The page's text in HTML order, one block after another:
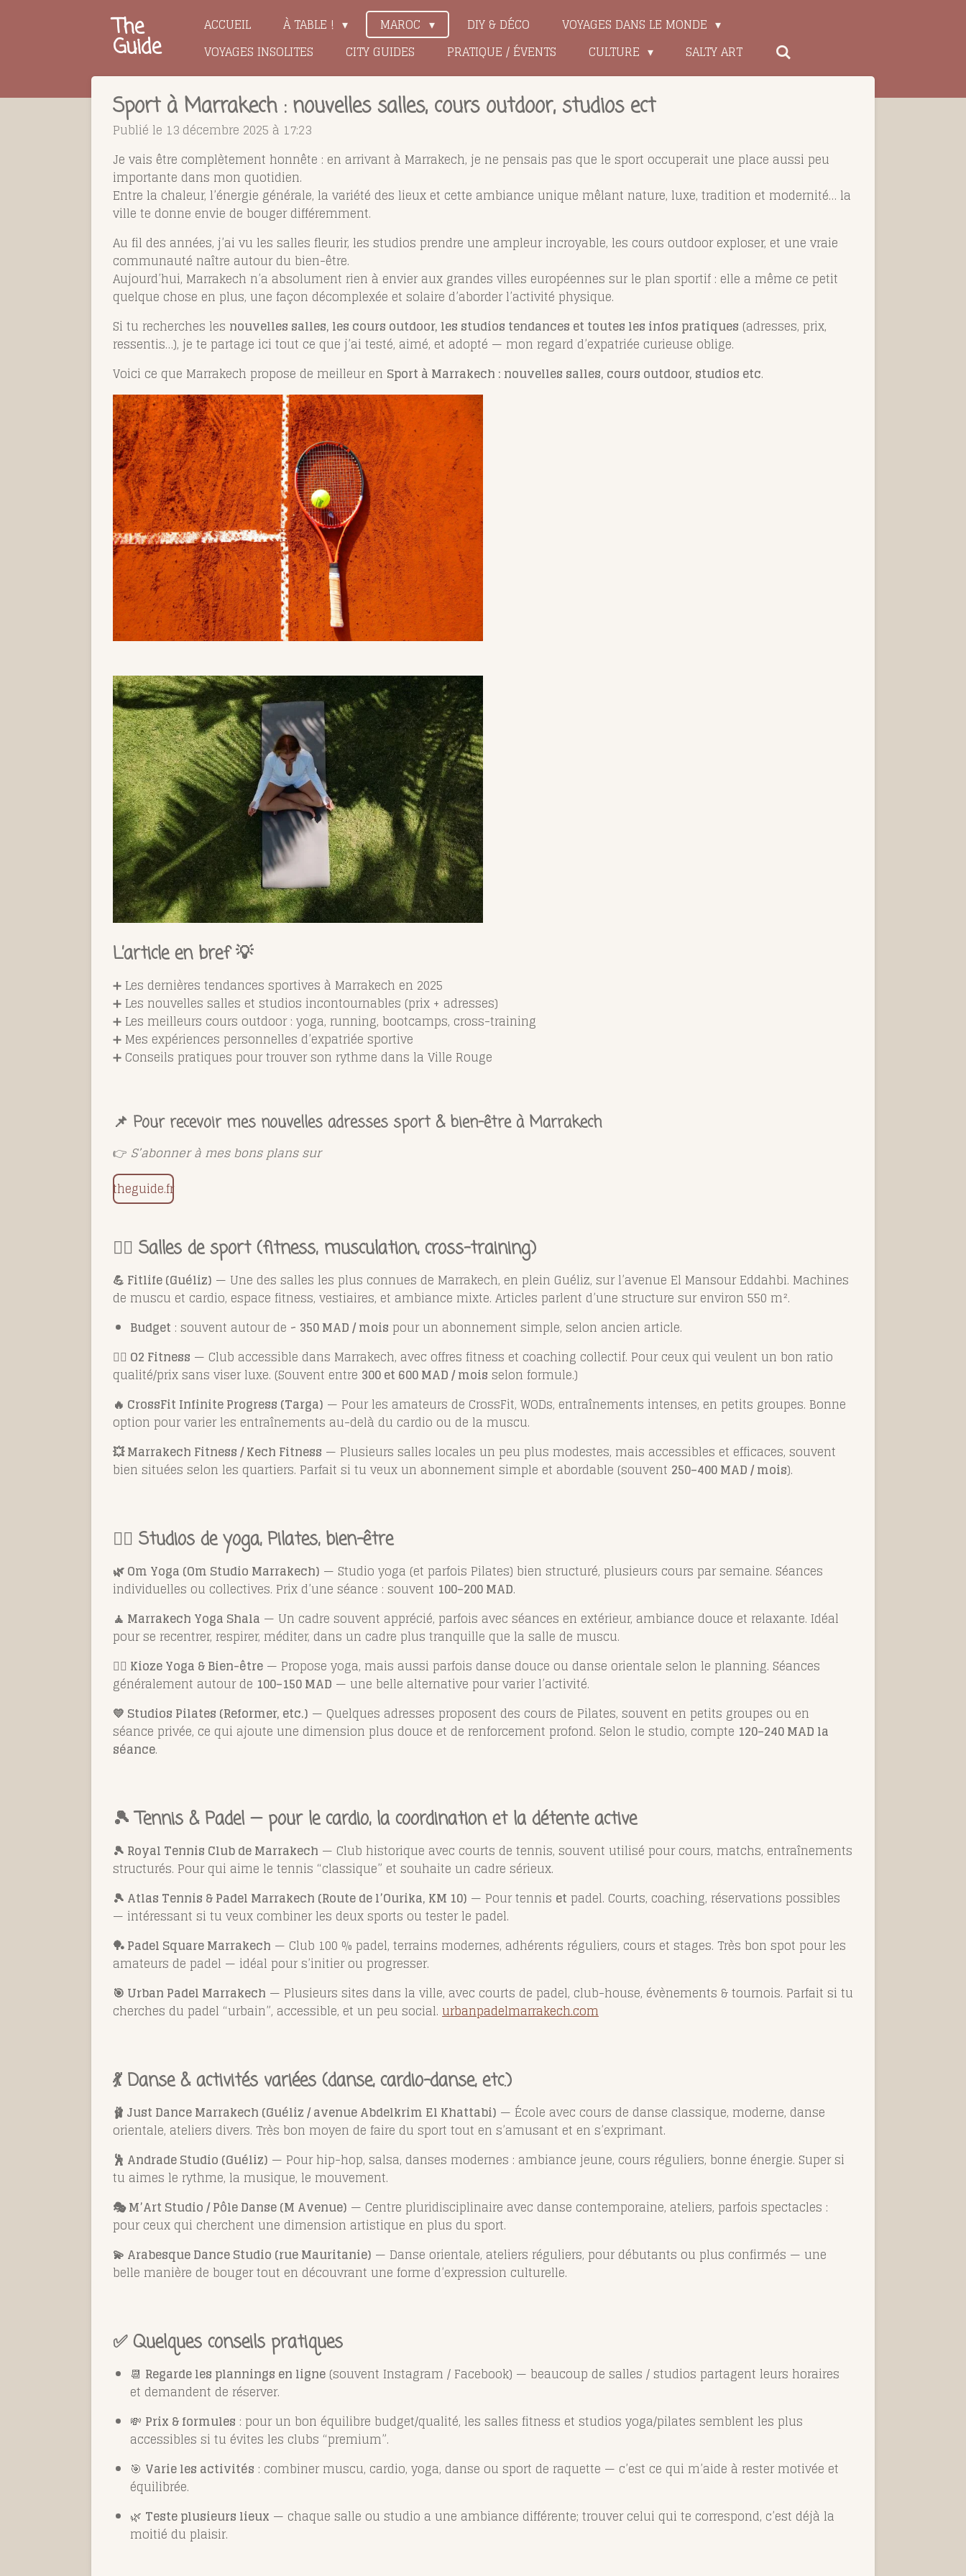
The
Guide
ACCUEIL À TABLE ! MAROC DIY & DÉCO
VOYAGES DANS LE MONDE
VOYAGES INSOLITES
CITY GUIDES PRATIQUE / ÉVENTS CULTURE SALTY ART
Sport à Marrakech : nouvelles salles, cours outdoor, studios ect
Publié le 13 décembre 2025 à 17:23
Je vais être complètement honnête : en arrivant à Marrakech, je ne pensais pas que le sport occuperait une place aussi peu
importante dans mon quotidien.
Entre la chaleur, l’énergie générale, la variété des lieux et cette ambiance unique mêlant nature, luxe, tradition et modernité… la
ville te donne envie de bouger différemment.
Au fil des années, j’ai vu les salles fleurir, les studios prendre une ampleur incroyable, les cours outdoor exploser, et une vraie
communauté naître autour du bien-être.
Aujourd’hui, Marrakech n’a absolument rien à envier aux grandes villes européennes sur le plan sportif : elle a même ce petit
quelque chose en plus, une façon décomplexée et solaire d’aborder l’activité physique.
Si tu recherches les nouvelles salles, les cours outdoor, les studios tendances et toutes les infos pratiques (adresses, prix,
ressentis…), je te partage ici tout ce que j’ai testé, aimé, et adopté — mon regard d’expatriée curieuse oblige.
Voici ce que Marrakech propose de meilleur en Sport à Marrakech : nouvelles salles, cours outdoor, studios etc.
L’article en bref 💡
➕ Les dernières tendances sportives à Marrakech en 2025
➕ Les nouvelles salles et studios incontournables (prix + adresses)
➕ Les meilleurs cours outdoor : yoga, running, bootcamps, cross-training
➕ Mes expériences personnelles d’expatriée sportive
➕ Conseils pratiques pour trouver son rythme dans la Ville Rouge
📌 Pour recevoir mes nouvelles adresses sport & bien-être à Marrakech
👉 S’abonner à mes bons plans sur
theguide.fr
🏋️‍♂️ Salles de sport (fitness, musculation, cross-training)
💪 Fitlife (Guéliz) — Une des salles les plus connues de Marrakech, en plein Guéliz, sur l’avenue El Mansour Eddahbi. Machines
de muscu et cardio, espace fitness, vestiaires, et ambiance mixte. Articles parlent d’une structure sur environ 550 m².
Budget : souvent autour de ~ 350 MAD / mois pour un abonnement simple, selon ancien article.
🏋️‍♀️ O2 Fitness — Club accessible dans Marrakech, avec offres fitness et coaching collectif. Pour ceux qui veulent un bon ratio
qualité/prix sans viser luxe. (Souvent entre 300 et 600 MAD / mois selon formule.)
🔥 CrossFit Infinite Progress (Targa) — Pour les amateurs de CrossFit, WODs, entraînements intenses, en petits groupes. Bonne
option pour varier les entraînements au-delà du cardio ou de la muscu.
💥 Marrakech Fitness / Kech Fitness — Plusieurs salles locales un peu plus modestes, mais accessibles et efficaces, souvent
bien situées selon les quartiers. Parfait si tu veux un abonnement simple et abordable (souvent 250–400 MAD / mois).
🧘‍♀️ Studios de yoga, Pilates, bien-être
🌿 Om Yoga (Om Studio Marrakech) — Studio yoga (et parfois Pilates) bien structuré, plusieurs cours par semaine. Séances
individuelles ou collectives. Prix d’une séance : souvent 100–200 MAD.
🧘 Marrakech Yoga Shala — Un cadre souvent apprécié, parfois avec séances en extérieur, ambiance douce et relaxante. Idéal
pour se recentrer, respirer, méditer, dans un cadre plus tranquille que la salle de muscu.
🧘‍♀️ Kioze Yoga & Bien-être — Propose yoga, mais aussi parfois danse douce ou danse orientale selon le planning. Séances
généralement autour de 100–150 MAD — une belle alternative pour varier l’activité.
💛 Studios Pilates (Reformer, etc.) — Quelques adresses proposent des cours de Pilates, souvent en petits groupes ou en
séance privée, ce qui ajoute une dimension plus douce et de renforcement profond. Selon le studio, compte 120–240 MAD la
séance.
🎾 Tennis & Padel — pour le cardio, la coordination et la détente active
🎾 Royal Tennis Club de Marrakech — Club historique avec courts de tennis, souvent utilisé pour cours, matchs, entraînements
structurés. Pour qui aime le tennis “classique” et souhaite un cadre sérieux.
🎾 Atlas Tennis & Padel Marrakech (Route de l’Ourika, KM 10) — Pour tennis et padel. Courts, coaching, réservations possibles
— intéressant si tu veux combiner les deux sports ou tester le padel.
🏓 Padel Square Marrakech — Club 100 % padel, terrains modernes, adhérents réguliers, cours et stages. Très bon spot pour les
amateurs de padel — idéal pour s’initier ou progresser.
🎯 Urban Padel Marrakech — Plusieurs sites dans la ville, avec courts de padel, club-house, évènements & tournois. Parfait si tu
cherches du padel “urbain”, accessible, et un peu social. urbanpadelmarrakech.com
💃 Danse & activités variées (danse, cardio-danse, etc.)
🩰 Just Dance Marrakech (Guéliz / avenue Abdelkrim El Khattabi) — École avec cours de danse classique, moderne, danse
orientale, ateliers divers. Très bon moyen de faire du sport tout en s’amusant et en s’exprimant.
🕺 Andrade Studio (Guéliz) — Pour hip-hop, salsa, danses modernes : ambiance jeune, cours réguliers, bonne énergie. Super si
tu aimes le rythme, la musique, le mouvement.
🎭 M’Art Studio / Pôle Danse (M Avenue) — Centre pluridisciplinaire avec danse contemporaine, ateliers, parfois spectacles :
pour ceux qui cherchent une dimension artistique en plus du sport.
💫 Arabesque Dance Studio (rue Mauritanie) — Danse orientale, ateliers réguliers, pour débutants ou plus confirmés — une
belle manière de bouger tout en découvrant une forme d’expression culturelle.
✅ Quelques conseils pratiques
📆 Regarde les plannings en ligne (souvent Instagram / Facebook) — beaucoup de salles / studios partagent leurs horaires
et demandent de réserver.
💸 Prix & formules : pour un bon équilibre budget/qualité, les salles fitness et studios yoga/pilates semblent les plus
accessibles si tu évites les clubs “premium”.
🎯 Varie les activités : combiner muscu, cardio, yoga, danse ou sport de raquette — c’est ce qui m’aide à rester motivée et
équilibrée.
🌿 Teste plusieurs lieux — chaque salle ou studio a une ambiance différente; trouver celui qui te correspond, c’est déjà la
moitié du plaisir.